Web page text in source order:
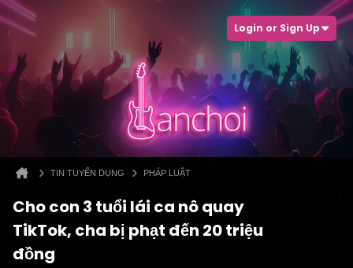
Login or Sign Up
TIN TUYỂN DỤNG PHÁP LUẬT
Cho con 3 tuổi lái ca nô quay
TikTok, cha bị phạt đến 20 triệu
đồng